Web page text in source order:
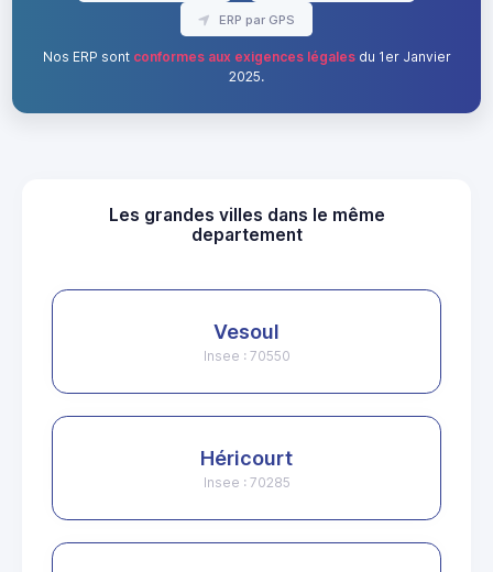
ERP par GPS
Nos ERP sont conformes aux exigences légalesdu 1er Janvier
2025.
Les grandes villes dans le même
departement
Vesoul
Insee : 70550
Héricourt
Insee : 70285